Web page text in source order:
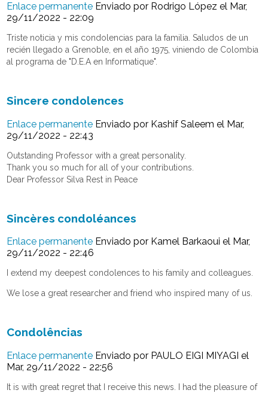
Enlace permanente Enviado por Rodrigo López el Mar,
29/11/2022 - 22:09
Triste noticia y mis condolencias para la familia. Saludos de un
recién llegado a Grenoble, en el año 1975, viniendo de Colombia
al programa de "D.E.A en Informatique".
Sincere condolences
Enlace permanente Enviado por Kashif Saleem el Mar,
29/11/2022 - 22:43
Outstanding Professor with a great personality.
Thank you so much for all of your contributions.
Dear Professor Silva Rest in Peace
Sincères condoléances
Enlace permanente Enviado por Kamel Barkaoui el Mar,
29/11/2022 - 22:46
I extend my deepest condolences to his family and colleagues.
We lose a great researcher and friend who inspired many of us.
Condolências
Enlace permanente Enviado por PAULO EIGI MIYAGI el
Mar, 29/11/2022 - 22:56
It is with great regret that I receive this news. I had the pleasure of